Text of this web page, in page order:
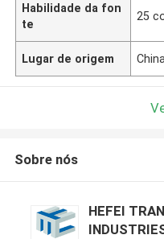
Habilidade da fon
te
25
Lugar de origem China
Sobre nós
HEFEI